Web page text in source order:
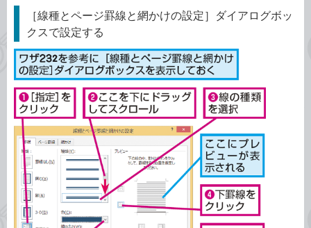
［線種とページ罫線と網かけの設定］ダイアログボッ
クスで設定する